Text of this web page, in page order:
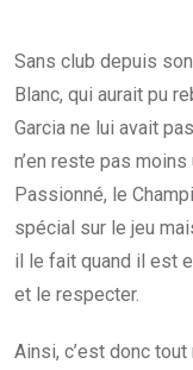
Sans club depuis
Blanc, qui aurait pu
Garcia ne lui avait
n’en reste pas
Passionné, le
spécial sur le jeu
il le fait quand il est
et le respecter.
Ainsi, c’est donc